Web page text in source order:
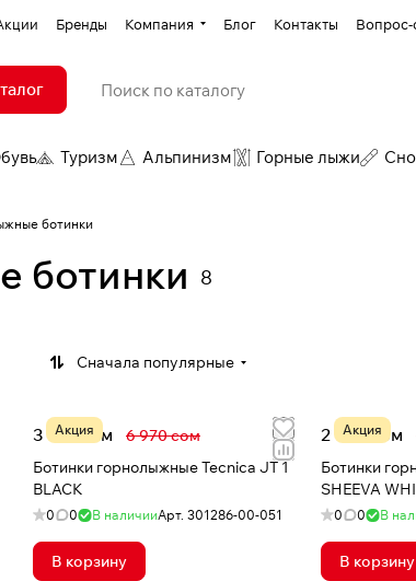
Бренды Компания Блог Контакты Вопрос-
Туризм Альпинизм Горные лыжи
ботинки
ботинки 8
Сначала популярные
Акция
3 127 сом
6 970 сом
Ботинки горнолыжные Tecnica JT 1
BLACK
0 0 В наличииАрт. 301286-00-051
В корзину
Акция
2 977 сом
Ботинки
SHEEVA
0 0 В
В корзину